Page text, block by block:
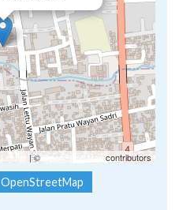
Leaflet | ©OpenStreetMap contributors
OpenStreetMap